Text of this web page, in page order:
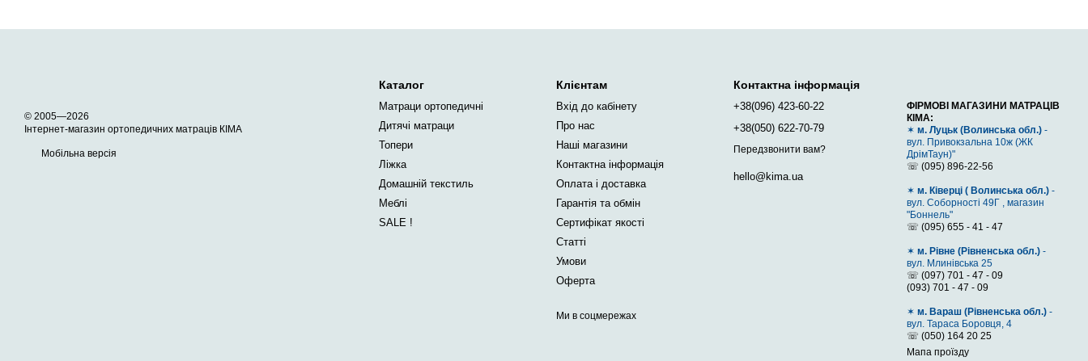
© 2005—2026
Інтернет-магазин ортопедичних матраців КІМА
Мобільна версія
Каталог
Матраци ортопедичні
Дитячі матраци
Топери
Ліжка
Домашній текстиль
Меблі
SALE !
Клієнтам
Вхід до кабінету
Про нас
Наші магазини
Контактна інформація
Оплата і доставка
Гарантія та обмін
Сертифікат якості
Статті
Умови
Оферта
Ми в соцмережах
Контактна інформація
+38(096) 423-60-22
+38(050) 622-70-79
Передзвонити вам?
hello@kima.ua
ФІРМОВІ МАГАЗИНИ МАТРАЦІВ
КІМА:
✶ м. Луцьк (Волинська обл.) -
вул. Привокзальна 10ж (ЖК
ДрімТаун)"
☏ (095) 896-22-56
✶ м. Ківерці ( Волинська обл.) -
вул. Соборності 49Г , магазин
"Боннель"
☏ (095) 655 - 41 - 47
✶ м. Рівне (Рівненська обл.) -
вул. Млинівська 25
☏ (097) 701 - 47 - 09
(093) 701 - 47 - 09
✶ м. Вараш (Рівненська обл.) -
вул. Тараса Боровця, 4
☏ (050) 164 20 25
Мапа проїзду